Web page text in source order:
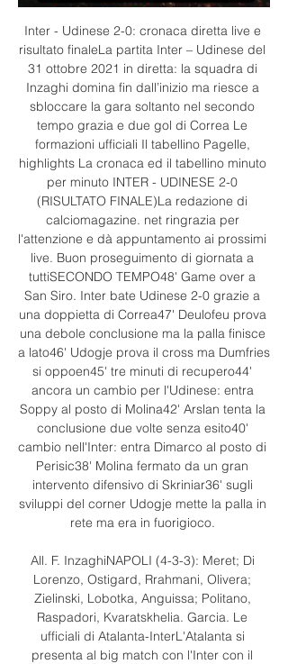
Inter - Udinese 2-0: cronaca diretta live e
risultato finaleLa partita Inter – Udinese del
31 ottobre 2021 in diretta: la squadra di
Inzaghi domina fin dall’inizio ma riesce a
sbloccare la gara soltanto nel secondo
tempo grazia e due gol di Correa Le
formazioni ufficiali Il tabellino Pagelle,
highlights La cronaca ed il tabellino minuto
per minuto INTER - UDINESE 2-0
(RISULTATO FINALE)La redazione di
calciomagazine. net ringrazia per
l'attenzione e dà appuntamento ai prossimi
live. Buon proseguimento di giornata a
tuttiSECONDO TEMPO48' Game over a
San Siro. Inter bate Udinese 2-0 grazie a
una doppietta di Correa47' Deulofeu prova
una debole conclusione ma la palla finisce
a lato46' Udogje prova il cross ma Dumfries
si oppoen45' tre minuti di recupero44'
ancora un cambio per l'Udinese: entra
Soppy al posto di Molina42' Arslan tenta la
conclusione due volte senza esito40'
cambio nell'Inter: entra Dimarco al posto di
Perisic38' Molina fermato da un gran
intervento difensivo di Skriniar36' sugli
sviluppi del corner Udogje mette la palla in
rete ma era in fuorigioco.
All. F. InzaghiNAPOLI (4-3-3): Meret; Di
Lorenzo, Ostigard, Rrahmani, Olivera;
Zielinski, Lobotka, Anguissa; Politano,
Raspadori, Kvaratskhelia. Garcia. Le
ufficiali di Atalanta-InterL'Atalanta si
presenta al big match con l'Inter con il